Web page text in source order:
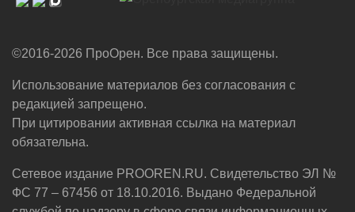
©2016-2026 ПроОрен. Все права защищены.
Использование материалов без согласования с
редакцией запрещено.
При цитировании активная ссылка на материал
обязательна.
Сетевое издание PROOREN.RU. Свидетельство ЭЛ №
ФС 77 – 67456 от 18.10.2016. Выдано Федеральной